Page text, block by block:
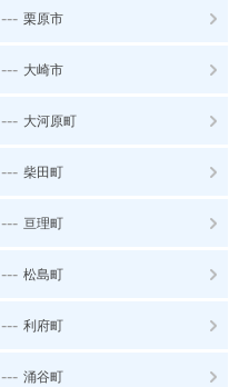
--- 栗原市
--- 大崎市
--- 大河原町
--- 柴田町
--- 亘理町
--- 松島町
--- 利府町
--- 涌谷町